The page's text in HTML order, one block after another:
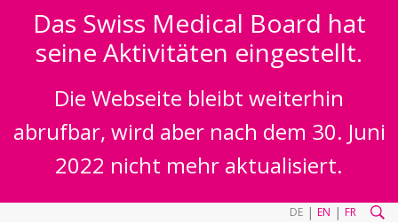
Das Swiss Medical Board hat
seine Aktivitäten eingestellt.
Die Webseite bleibt weiterhin
abrufbar, wird aber nach dem 30. Juni
2022 nicht mehr aktualisiert.
DE | EN | FR